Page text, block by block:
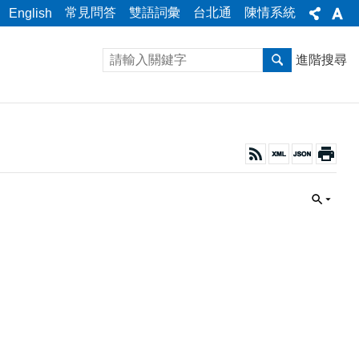
English 常見問答 雙語詞彙 台北通 陳情系統
進階搜尋